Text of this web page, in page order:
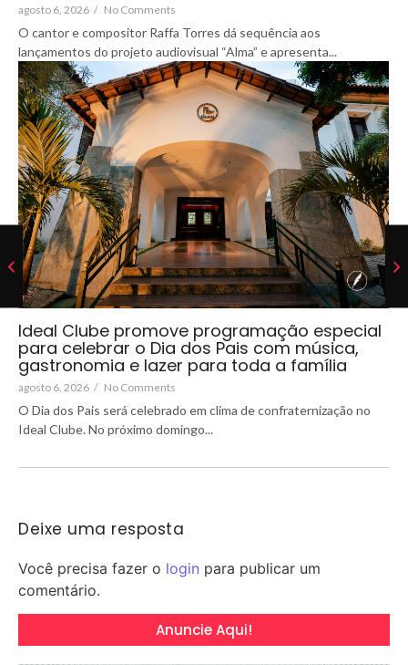
agosto 6, 2026 / No Comments
O cantor e compositor Raffa Torres dá sequência aos
lançamentos do projeto audiovisual “Alma” e apresenta...
Ideal Clube promove programação especial
para celebrar o Dia dos Pais com música,
gastronomia e lazer para toda a família
agosto 6, 2026 / No Comments
O Dia dos Pais será celebrado em clima de confraternização no
Ideal Clube. No próximo domingo...
Deixe uma resposta
Você precisa fazer o login para publicar um
comentário.
Anuncie Aqui!